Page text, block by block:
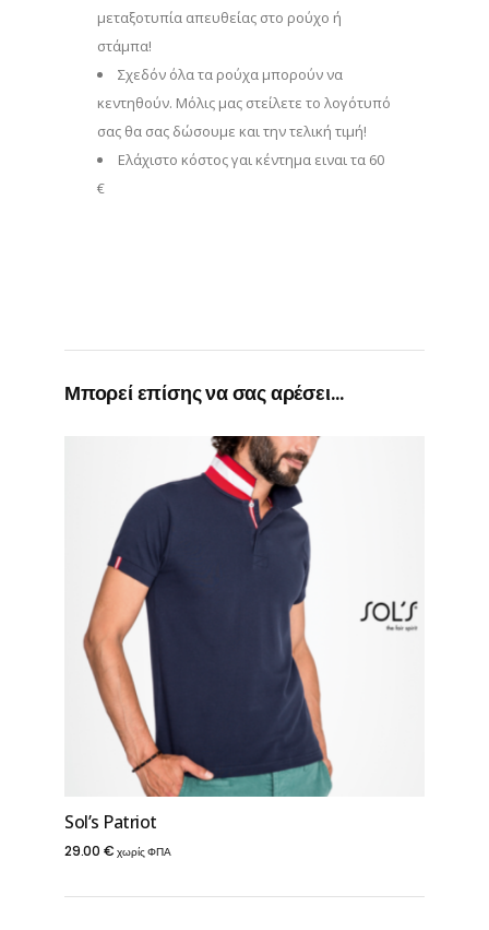
μεταξοτυπία απευθείας στο ρούχο ή
στάμπα!
Σχεδόν όλα τα ρούχα μπορούν να
κεντηθούν. Μόλις μας στείλετε το λογότυπό
σας θα σας δώσουμε και την τελική τιμή!
Eλάχιστο κόστος γαι κέντημα ειναι τα 60
€
Μπορεί επίσης να σας αρέσει…
Sol’s Patriot
29.00 € χωρίς ΦΠΑ